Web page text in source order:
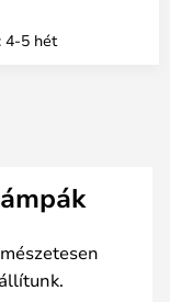
4-5 hét